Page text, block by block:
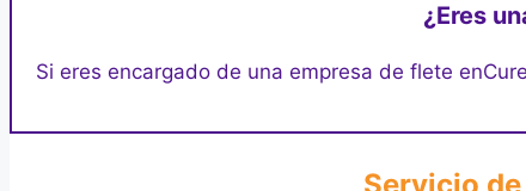
¿Eres
Si eres encargado de una empresa de flete en